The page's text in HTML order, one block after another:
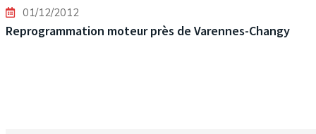
01/12/2012
Reprogrammation moteur près de Varennes-Changy